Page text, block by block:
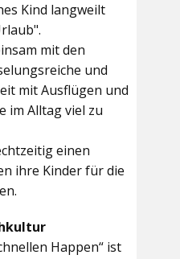
Kind langweilt
mit den
und
mit Ausflügen und
im Alltag viel zu
einen
ihre Kinder für die
Happen“ ist